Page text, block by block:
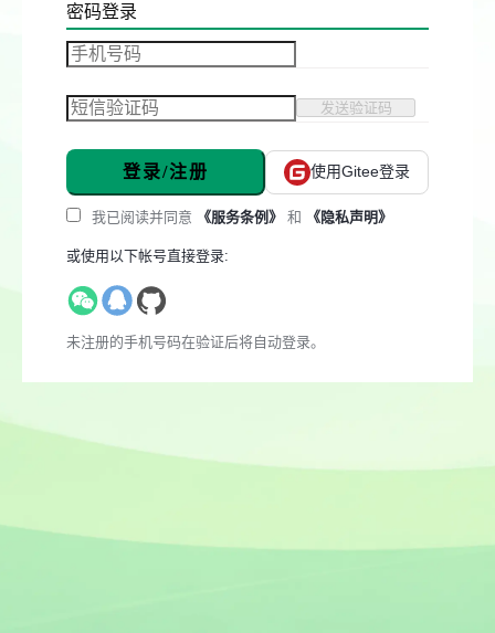
密码登录
发送验证码
登录/注册 使用Gitee登录
我已阅读并同意 《服务条例》 和 《隐私声明》
或使用以下帐号直接登录:
未注册的手机号码在验证后将自动登录。